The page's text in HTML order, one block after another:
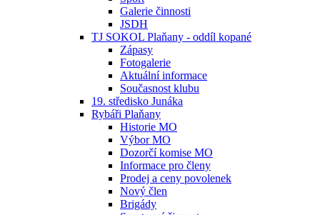
Galerie činnosti
JSDH
TJ SOKOL Plaňany - oddíl kopané
Zápasy
Fotogalerie
Aktuální informace
Současnost klubu
19. středisko Junáka
Rybáři Plaňany
Historie MO
Výbor MO
Dozorčí komise MO
Informace pro členy
Prodej a ceny povolenek
Nový člen
Brigády